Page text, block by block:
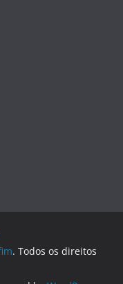
. Todos os direitos